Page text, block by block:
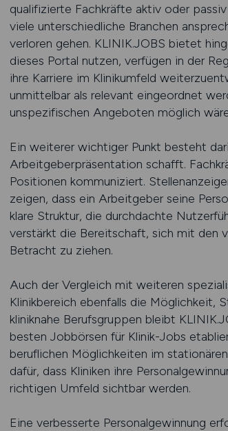
qualifizierte Fachkräfte aktiv oder
viele unterschiedliche Branchen
verloren gehen. KLINIK.JOBS bietet
dieses Portal nutzen, verfügen in der
ihre Karriere im Klinikumfeld
unmittelbar als relevant eingeordnet
unspezifischen Angeboten möglich
Ein weiterer wichtiger Punkt besteht
Arbeitgeberpräsentation schafft.
Positionen kommuniziert.
zeigen, dass ein Arbeitgeber seine
klare Struktur, die durchdachte
verstärkt die Bereitschaft, sich mit den
Betracht zu ziehen.
Auch der Vergleich mit weiteren
Klinikbereich ebenfalls die Möglichkeit,
kliniknahe Berufsgruppen bleibt
besten Jobbörsen für Klinik-Jobs
beruflichen Möglichkeiten im
dafür, dass Kliniken ihre
richtigen Umfeld sichtbar werden.
Eine verbesserte Personalgewinnung